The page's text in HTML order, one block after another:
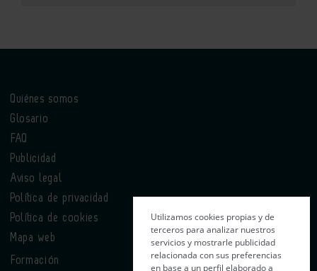
Quiénes somos
Glosario
FAQ
Publicidad
Aviso legal
Política de privacidad
Política de cookies
Mapa web
Formación
Utilizamos cookies propias y de
terceros para analizar nuestros
servicios y mostrarle publicidad
relacionada con sus preferencias
en base a un perfil elaborado a